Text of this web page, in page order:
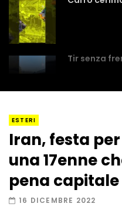
Tir senza
ESTERI
Iran, festa
una 17enne
pena capitale
16 DICEMBRE 2022